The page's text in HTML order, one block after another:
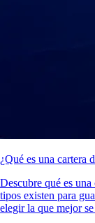
¿Qué es una cartera
Descubre qué es
tipos existen para
elegir la que mejor